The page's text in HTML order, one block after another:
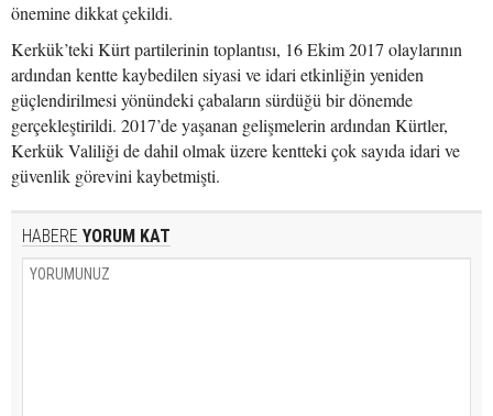
önemine dikkat çekildi.
Kerkük’teki Kürt partilerinin toplantısı, 16 Ekim 2017 olaylarının
ardından kentte kaybedilen siyasi ve idari etkinliğin yeniden
güçlendirilmesi yönündeki çabaların sürdüğü bir dönemde
gerçekleştirildi. 2017’de yaşanan gelişmelerin ardından Kürtler,
Kerkük Valiliği de dahil olmak üzere kentteki çok sayıda idari ve
güvenlik görevini kaybetmişti.
HABERE YORUM KAT